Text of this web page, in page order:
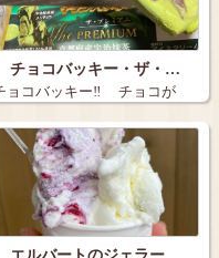
チョコバッキー・ザ・…
ョコバッキー‼️ チョコが
キ…